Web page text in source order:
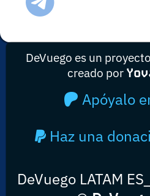
DeVuego es un
creado por
Apóyalo
Haz una
DeVuego LATAM